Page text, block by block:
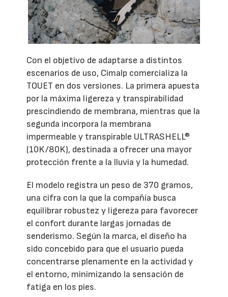
Con el objetivo de adaptarse a distintos
escenarios de uso, Cimalp comercializa la
TOUET en dos versiones. La primera apuesta
por la máxima ligereza y transpirabilidad
prescindiendo de membrana, mientras que la
segunda incorpora la membrana
impermeable y transpirable ULTRASHELL®
(10K/80K), destinada a ofrecer una mayor
protección frente a la lluvia y la humedad.
El modelo registra un peso de 370 gramos,
una cifra con la que la compañía busca
equilibrar robustez y ligereza para favorecer
el confort durante largas jornadas de
senderismo. Según la marca, el diseño ha
sido concebido para que el usuario pueda
concentrarse plenamente en la actividad y
el entorno, minimizando la sensación de
fatiga en los pies.